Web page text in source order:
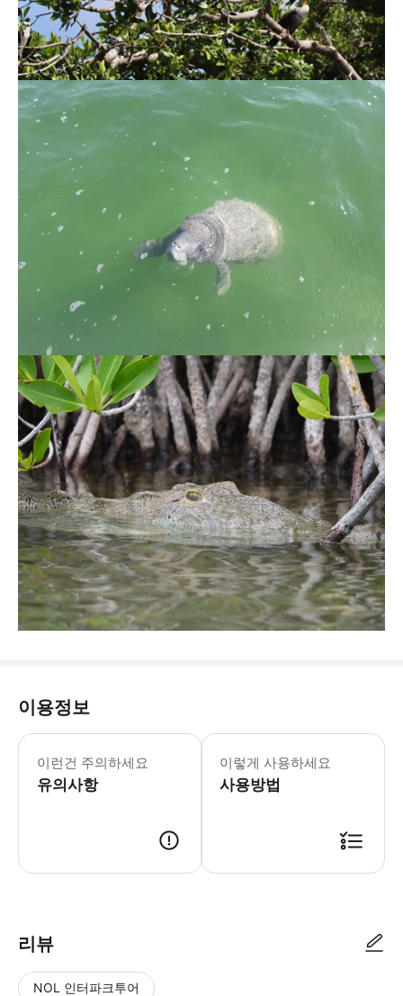
이용정보
이런건 주의하세요
유의사항
이렇게 사용하세요
사용방법
리뷰
NOL 인터파크투어